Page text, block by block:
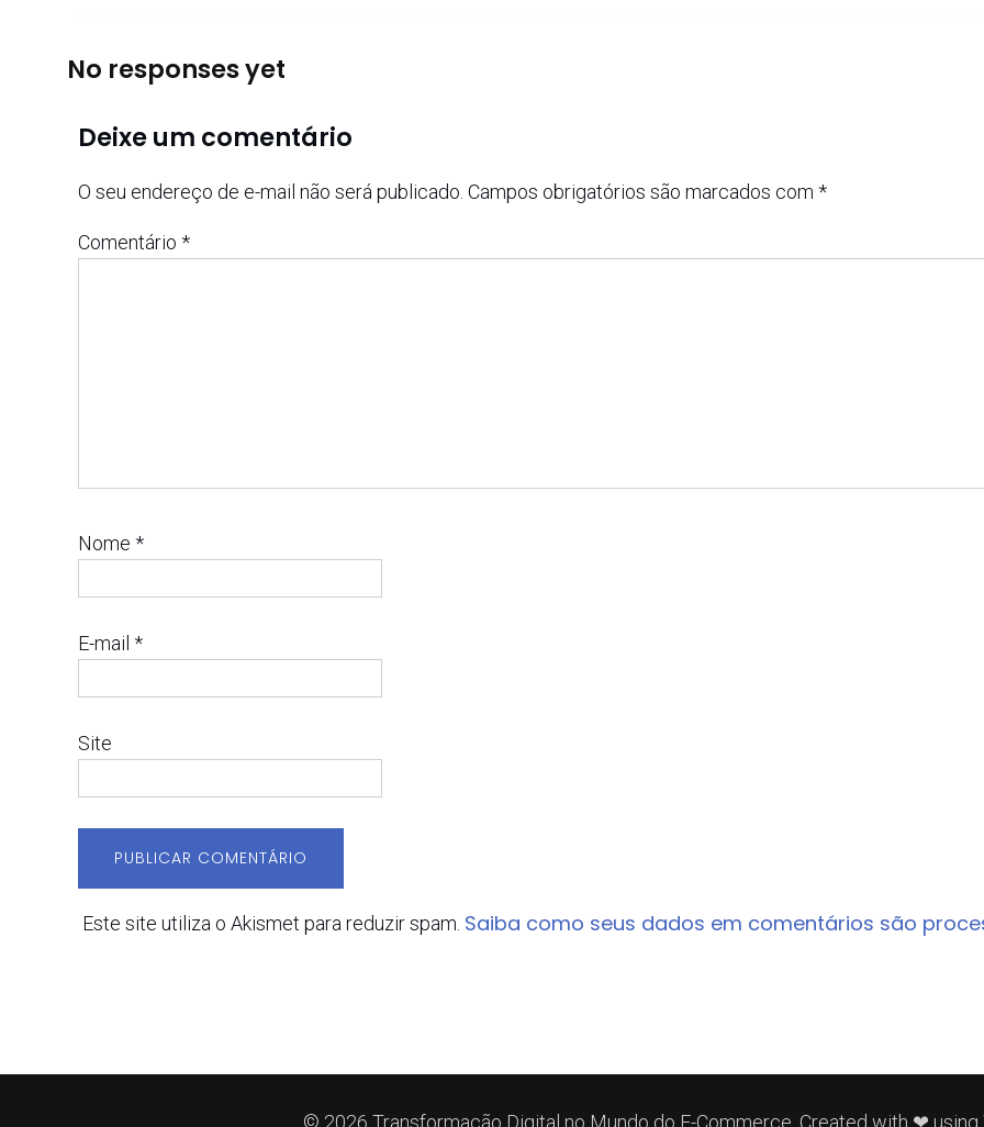
No responses yet
Deixe um comentário
O seu endereço de e-mail não será publicado. Campos obrigatórios são marcados com *
Comentário *
Nome *
E-mail *
Site
Este site utiliza o Akismet para reduzir spam. Saiba como seus dados em comentários são